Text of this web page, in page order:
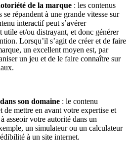
de la marque : les contenus
se répandent à une grande vitesse sur
interactif peut s’avérer
utile et/ou distrayant, et donc générer
Lorsqu’il s’agit de créer et de faire
un excellent moyen est, par
un jeu et de le faire connaître sur
son domaine : le contenu
de mettre en avant votre expertise et
asseoir votre autorité dans un
un simulateur ou un calculateur
à un site internet.